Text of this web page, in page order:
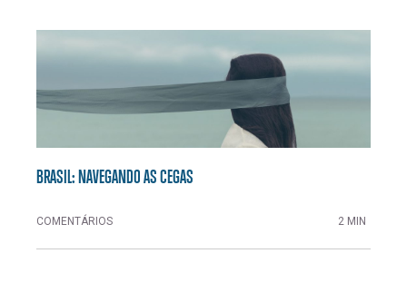
BRASIL: NAVEGANDO AS CEGAS
COMENTÁRIOS 2 MIN